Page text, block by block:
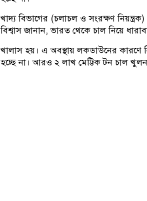
খাদ্য বিভাগের (চলাচল ও সংরক্ষণ
বিশ্বাস জানান, ভারত থেকে চাল নিয়ে
খালাস হয়। এ অবস্থায় লকডাউনের কারণে
হচ্ছে না। আরও ২ লাখ মেট্টিক টন চাল